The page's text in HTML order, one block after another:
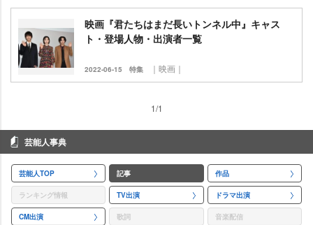
映画『君たちはまだ長いトンネル中』キャス
ト・登場人物・出演者一覧
2022-06-15 特集 ｜映画｜
1/1
芸能人事典
芸能人TOP 記事 作品
ランキング情報 TV出演 ドラマ出演
CM出演 歌詞 音楽配信